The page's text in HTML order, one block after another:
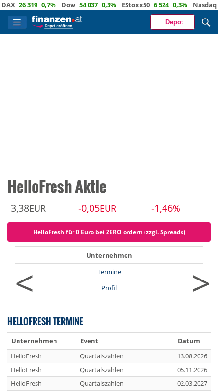
26 319 0,7% Dow 54 037 0,3% EStoxx50 6 524 0,3% Nasdaq 29
Depot
HelloFresh Aktie
3,38EUR -0,05EUR -1,46%
HelloFresh für 0 Euro bei ZERO ordern (zzgl. Spreads)
<
Unternehmen
Termine
Profil
>
HELLOFRESH TERMINE
Unternehmen Event
Datum
HelloFresh
Quartalszahlen
13.08.2026
HelloFresh
Quartalszahlen
05.11.2026
HelloFresh
Quartalszahlen
02.03.2027